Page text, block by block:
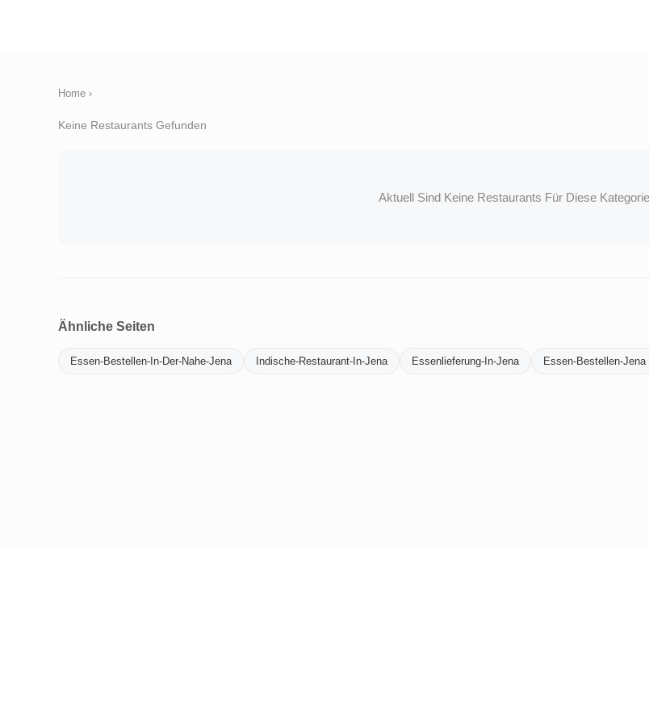
Home ›
Keine Restaurants Gefunden
Aktuell Sind Keine Restaurants Für Diese
Ähnliche Seiten
Essen-Bestellen-In-Der-Nahe-Jena Indische-Restaurant-In-Jena Essenlieferung-In-Jena Essen-Bestellen-Jena